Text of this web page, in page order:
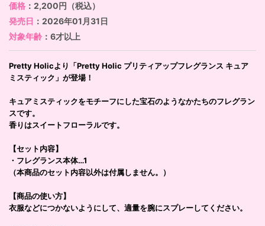
価格 ：2,200円（税込）
発売日 ：2026年01月31日
対象年齢 ：6才以上
Pretty Holicより「Pretty Holic プリティアップフレグランス キュア
ミスティック」が登場！
キュアミスティックをモチーフにした宝石のようなかたちのフレグラン
スです。
香りはスイートフローラルです。
【セット内容】
・フレグランス本体…1
（本商品のセット内容以外は付属しません。）
【商品の使い方】
衣服などにつかないようにして、適量を腕にスプレーしてください。